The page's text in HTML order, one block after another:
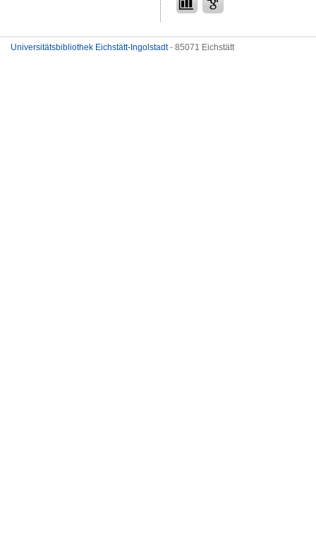
Universitätsbibliothek Eichstätt-Ingolstadt- 85071 Eichstätt